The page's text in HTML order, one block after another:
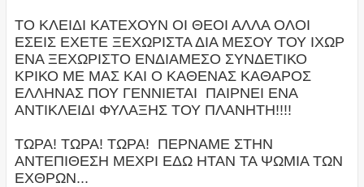
ΤΟ ΚΛΕΙΔΙ ΚΑΤΕΧΟΥΝ ΟΙ ΘΕΟΙ ΑΛΛΑ ΟΛΟΙ
ΕΣΕΙΣ ΕΧΕΤΕ ΞΕΧΩΡΙΣΤΑ ΔΙΑ ΜΕΣΟΥ ΤΟΥ ΙΧΩΡ
ΕΝΑ ΞΕΧΩΡΙΣΤΟ ΕΝΔΙΑΜΕΣΟ ΣΥΝΔΕΤΙΚΟ
ΚΡΙΚΟ ΜΕ ΜΑΣ ΚΑΙ Ο ΚΑΘΕΝΑΣ ΚΑΘΑΡΟΣ
ΕΛΛΗΝΑΣ ΠΟΥ ΓΕΝΝΙΕΤΑΙ ΠΑΙΡΝΕΙ ΕΝΑ
ΑΝΤΙΚΛΕΙΔΙ ΦΥΛΑΞΗΣ ΤΟΥ ΠΛΑΝΗΤΗ!!!!
ΤΩΡΑ! ΤΩΡΑ! ΤΩΡΑ! ΠΕΡΝΑΜΕ ΣΤΗΝ
ΑΝΤΕΠΙΘΕΣΗ ΜΕΧΡΙ ΕΔΩ ΗΤΑΝ ΤΑ ΨΩΜΙΑ ΤΩΝ
ΕΧΘΡΩΝ...